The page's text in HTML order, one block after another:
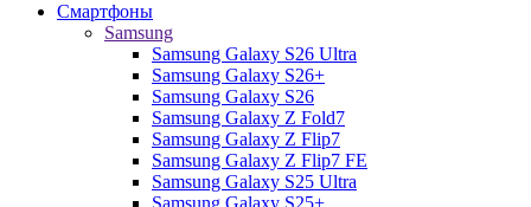
Смартфоны
Samsung
Samsung Galaxy S26 Ultra
Samsung Galaxy S26+
Samsung Galaxy S26
Samsung Galaxy Z Fold7
Samsung Galaxy Z Flip7
Samsung Galaxy Z Flip7 FE
Samsung Galaxy S25 Ultra
Samsung Galaxy S25+